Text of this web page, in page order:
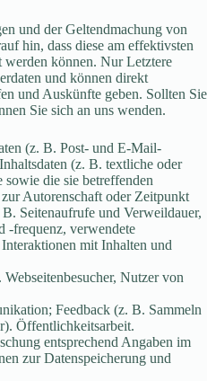
und der Geltendmachung von
hin, dass diese am effektivsten
werden können. Nur Letztere
und können direkt
und Auskünfte geben. Sollten Sie
Sie sich an uns wenden.
(z. B. Post- und E-Mail-
(z. B. textliche oder
die sie betreffenden
Autorenschaft oder Zeitpunkt
Seitenaufrufe und Verweildauer,
-frequenz, verwendete
mit Inhalten und
Nutzer von
Feedback (z. B. Sammeln
Öffentlichkeitsarbeit.
entsprechend Angaben im
zur Datenspeicherung und